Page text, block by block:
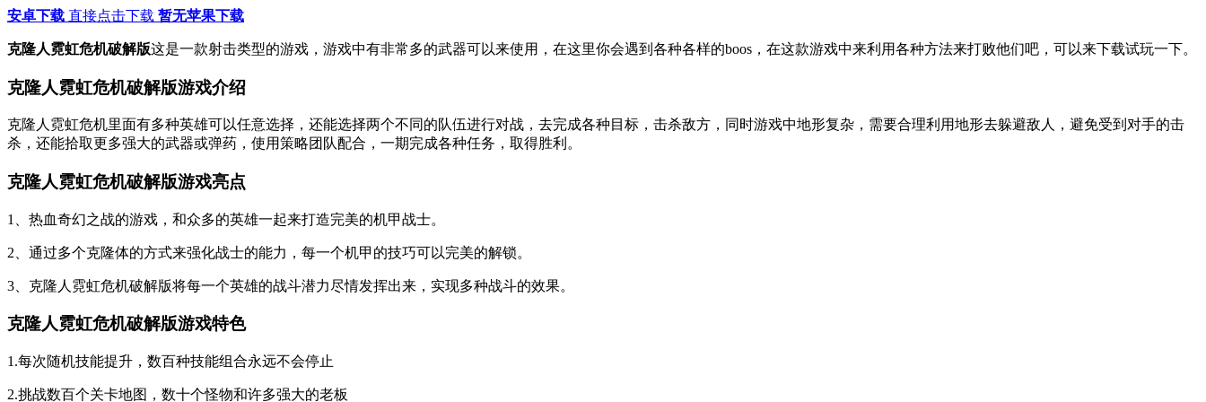
安卓下载 直接点击下载 暂无苹果下载
克隆人霓虹危机破解版这是一款射击类型的游戏，游戏中有非常多的武器可以来使用，在这里你会遇到各种各样的boos，在这款游戏中来利用各种方法来打败他们吧，可以来下载试玩一下。
克隆人霓虹危机破解版游戏介绍
克隆人霓虹危机里面有多种英雄可以任意选择，还能选择两个不同的队伍进行对战，去完成各种目标，击杀敌方，同时游戏中地形复杂，需要合理利用地形去躲避敌人，避免受到对手的击
杀，还能拾取更多强大的武器或弹药，使用策略团队配合，一期完成各种任务，取得胜利。
克隆人霓虹危机破解版游戏亮点
1、热血奇幻之战的游戏，和众多的英雄一起来打造完美的机甲战士。
2、通过多个克隆体的方式来强化战士的能力，每一个机甲的技巧可以完美的解锁。
3、克隆人霓虹危机破解版将每一个英雄的战斗潜力尽情发挥出来，实现多种战斗的效果。
克隆人霓虹危机破解版游戏特色
1.每次随机技能提升，数百种技能组合永远不会停止
2.挑战数百个关卡地图，数十个怪物和许多强大的老板